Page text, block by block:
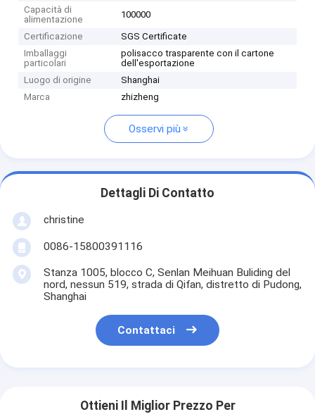
Capacità di
alimentazione
100000
Certificazione
SGS Certificate
Imballaggi
particolari
polisacco trasparente con il cartone
dell'esportazione
Luogo di origine
Shanghai
Marca
zhizheng
Osservi più
Dettagli Di Contatto
christine
0086-15800391116
Stanza 1005, blocco C, Senlan Meihuan Buliding del
nord, nessun 519, strada di Qifan, distretto di Pudong,
Shanghai
Contattaci
Ottieni Il Miglior Prezzo Per